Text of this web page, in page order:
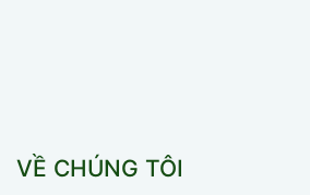
VỀ CHÚNG TÔI